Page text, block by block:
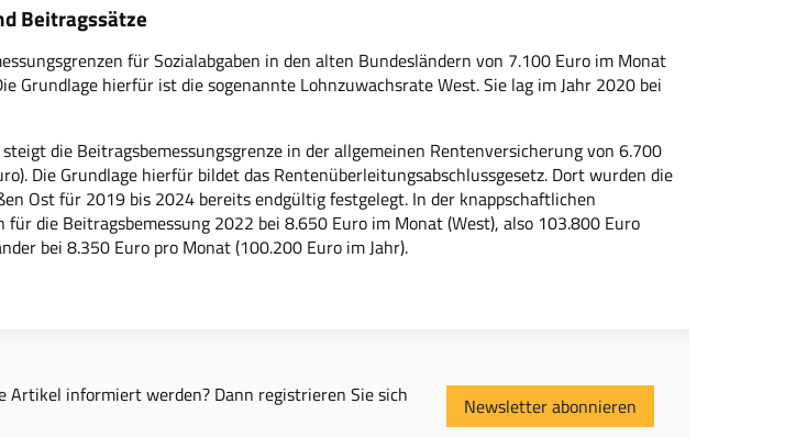
Beitragssätze
für Sozialabgaben in den alten Bundesländern von 7.100 Euro im Monat
Grundlage hierfür ist die sogenannte Lohnzuwachsrate West. Sie lag im Jahr 2020 bei
die Beitragsbemessungsgrenze in der allgemeinen Rentenversicherung von 6.700
Die Grundlage hierfür bildet das Rentenüberleitungsabschlussgesetz. Dort wurden die
Ost für 2019 bis 2024 bereits endgültig festgelegt. In der knappschaftlichen
die Beitragsbemessung 2022 bei 8.650 Euro im Monat (West), also 103.800 Euro
bei 8.350 Euro pro Monat (100.200 Euro im Jahr).
Artikel informiert werden? Dann registrieren Sie sich
Newsletter abonnieren